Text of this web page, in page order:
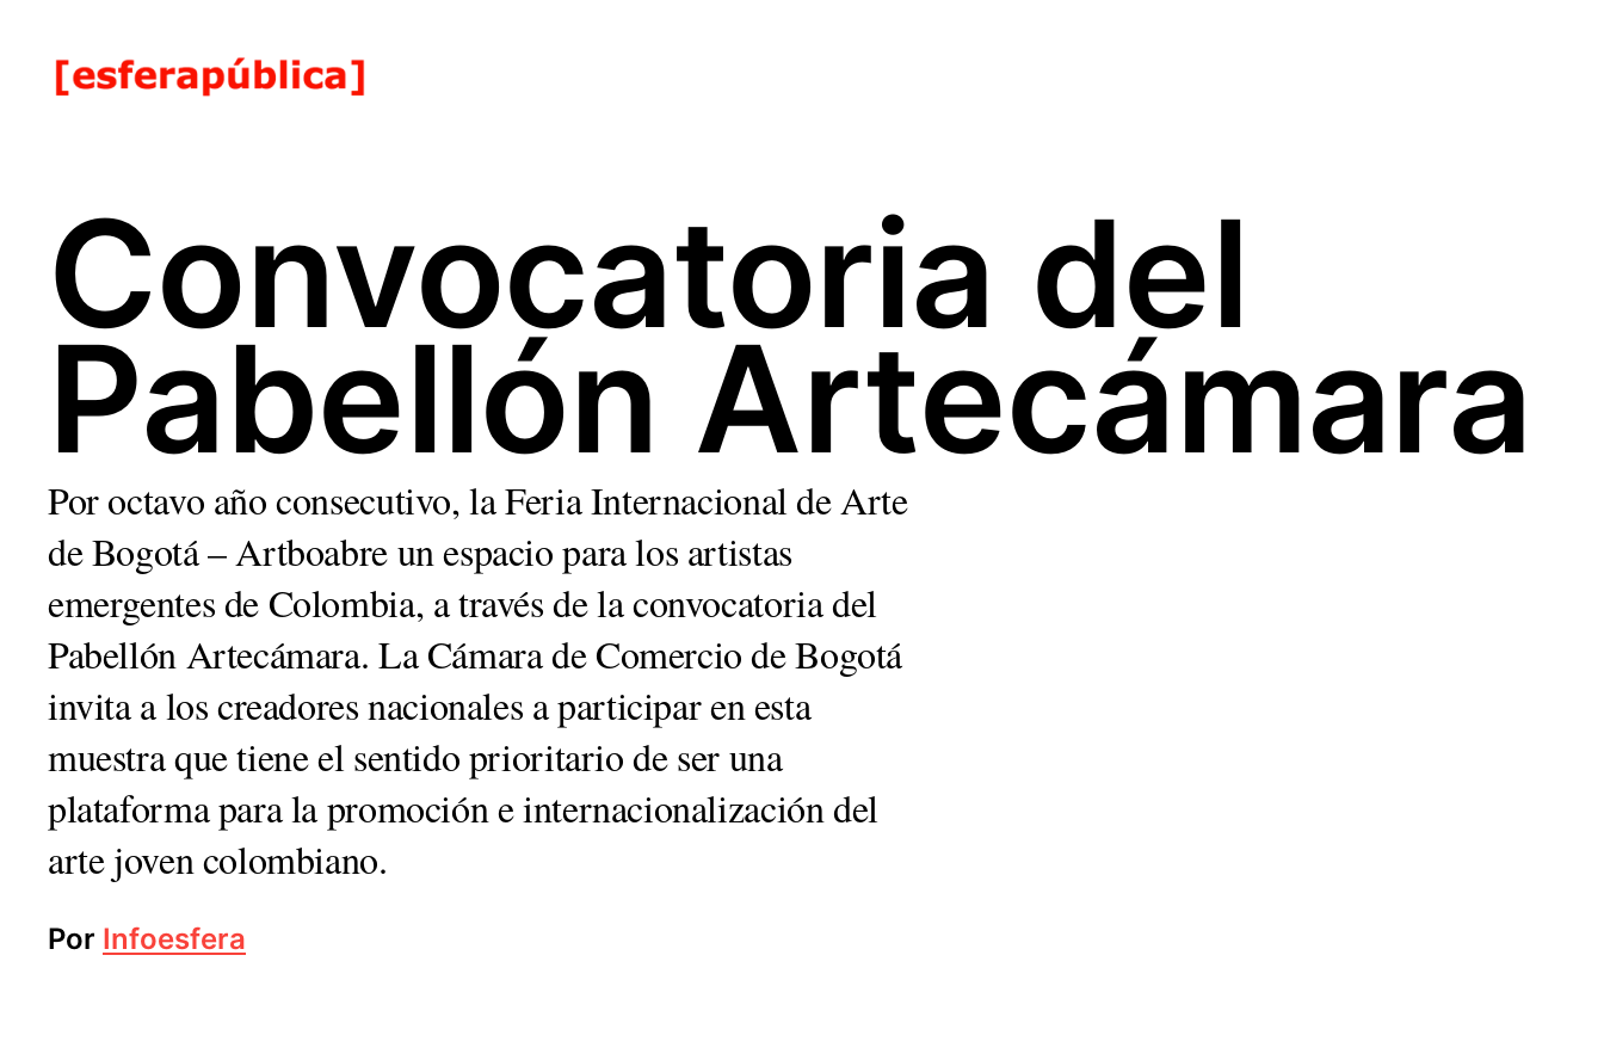
Convocatoria del
Pabellón Artecámara
Por octavo año consecutivo, la Feria Internacional de Arte
de Bogotá – Artboabre un espacio para los artistas
emergentes de Colombia, a través de la convocatoria del
Pabellón Artecámara. La Cámara de Comercio de Bogotá
invita a los creadores nacionales a participar en esta
muestra que tiene el sentido prioritario de ser una
plataforma para la promoción e internacionalización del
arte joven colombiano.
Por Infoesfera